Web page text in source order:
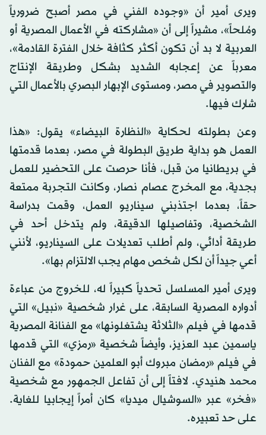
ويرى أمير أن «وجوده الفني في مصر أصبح ضرورياً
ومُلحاً»، مشيراً إلى أن «مشاركته في الأعمال المصرية أو
العربية لا بد أن تكون أكثر كثافة خلال الفترة القادمة»،
معرباً عن إعجابه الشديد بشكل وطريقة الإنتاج
والتصوير في مصر، ومستوى الإبهار البصري بالأعمال التي
شارك فيها.
وعن بطولته لحكاية «النظارة البيضاء» يقول: «هذا
العمل هو بداية طريق البطولة في مصر، بعدما قدمتها
في بريطانيا من قبل، فأنا حرصت على التحضير للعمل
بجدية، مع المخرج عصام نصار، وكانت التجربة ممتعة
حقاً، بعدما اجتذبني سيناريو العمل، وقمت بدراسة
الشخصية، وتفاصيلها الدقيقة، ولم يتدخل أحد في
طريقة أدائي، ولم أطلب تعديلات على السيناريو، لأنني
أعي جيداً أن لكل شخص مهام يجب الالتزام بها».
ويرى أمير المسلسل تحدياً كبيراً له، للخروج من عباءة
أدواره المصرية السابقة، على غرار شخصية «نبيل» التي
قدمها في فيلم «الثلاثة يشتغلونها» مع الفنانة المصرية
ياسمين عبد العزيز، وأيضاً شخصية «رمزي» التي قدمها
في فيلم «رمضان مبروك أبو العلمين حمودة» مع الفنان
محمد هنيدي. لافتاً إلى أن تفاعل الجمهور مع شخصية
«فخر» عبر «السوشيال ميديا» كان أمراً إيجابيا للغاية.
على حد تعبيره.